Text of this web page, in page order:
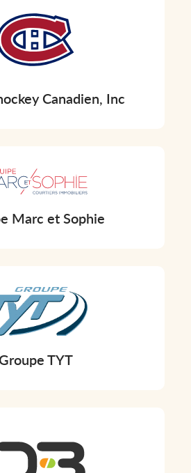
Canadien, Inc
Marc et Sophie
TYT